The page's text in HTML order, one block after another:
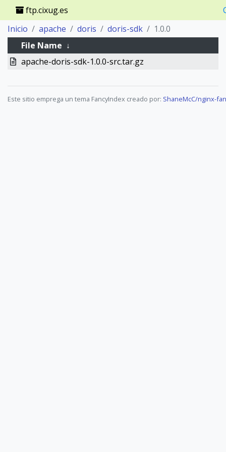
ftp.cixug.es
Inicio
apache doris doris-sdk
1.0.0
File Name ↓
apache-doris-sdk-1.0.0-src.tar.gz
Este sitio emprega un tema FancyIndex creado por: ShaneMcC/nginx-